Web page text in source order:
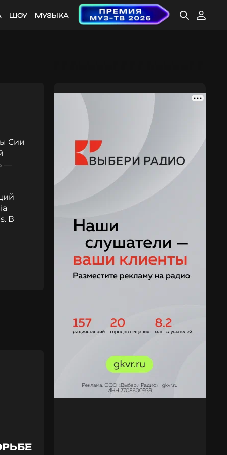
ШОУ МУЗЫКА
Сии
—
В